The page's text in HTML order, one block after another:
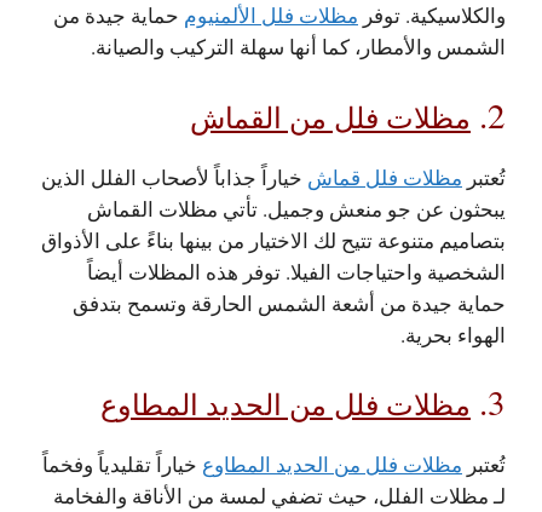
والكلاسيكية. توفر مظلات فلل الألمنيوم حماية جيدة من
الشمس والأمطار، كما أنها سهلة التركيب والصيانة.
2. مظلات فلل من القماش
تُعتبر مظلات فلل قماش خياراً جذاباً لأصحاب الفلل الذين
يبحثون عن جو منعش وجميل. تأتي مظلات القماش
بتصاميم متنوعة تتيح لك الاختيار من بينها بناءً على الأذواق
الشخصية واحتياجات الفيلا. توفر هذه المظلات أيضاً
حماية جيدة من أشعة الشمس الحارقة وتسمح بتدفق
الهواء بحرية.
3. مظلات فلل من الحديد المطاوع
تُعتبر مظلات فلل من الحديد المطاوع خياراً تقليدياً وفخماً
لـ مظلات الفلل، حيث تضفي لمسة من الأناقة والفخامة